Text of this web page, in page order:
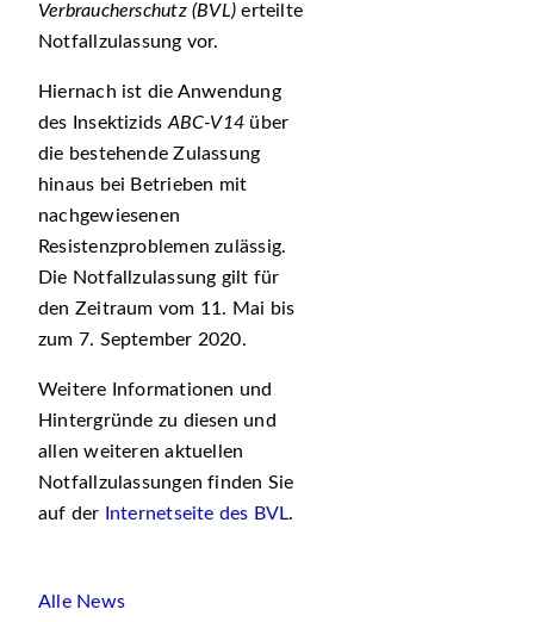
Verbraucherschutz (BVL) erteilte
Notfallzulassung vor.
Hiernach ist die Anwendung
des Insektizids ABC-V14 über
die bestehende Zulassung
hinaus bei Betrieben mit
nachgewiesenen
Resistenzproblemen zulässig.
Die Notfallzulassung gilt für
den Zeitraum vom 11. Mai bis
zum 7. September 2020.
Weitere Informationen und
Hintergründe zu diesen und
allen weiteren aktuellen
Notfallzulassungen finden Sie
auf der
Internetseite des BVL.
Alle News